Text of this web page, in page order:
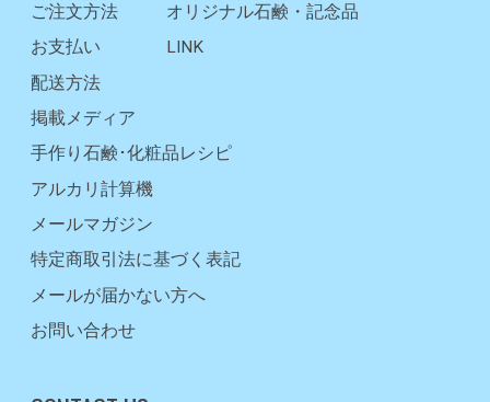
ご注文方法
お支払い
オリジナル石鹸・記念品
LINK
配送方法
掲載メディア
手作り石鹸･化粧品レシピ
アルカリ計算機
メールマガジン
特定商取引法に基づく表記
メールが届かない方へ
お問い合わせ